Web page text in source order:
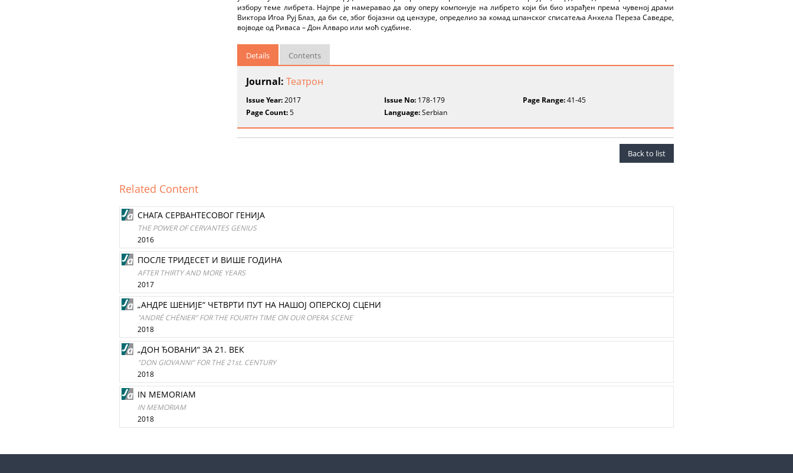
избору теме либрета. Најпре је намеравао да ову оперу компонује на либрето који би био израђен према чувеној драми
Виктора Игоа Руј Блаз, да би се, због бојазни од цензуре, определио за комад шпанског списатеља Анхела Переза Саведре,
војводе од Риваса – Дон Алваро или моћ судбине.
Details Contents
Journal: Театрон
Issue Year:2017 Issue No: 178-179 Page Range:41-45
Page Count:5 Language:Serbian
Back to list
Related Content
СНАГА СЕРВАНТЕСОВОГ ГЕНИЈА
THE POWER OF CERVANTES GENIUS
2016
ПОСЛЕ ТРИДЕСЕТ И ВИШЕ ГОДИНА
AFTER THIRTY AND MORE YEARS
2017
„АНДРЕ ШЕНИЈЕ“ ЧЕТВРТИ ПУТ НА НАШОЈ ОПЕРСКОЈ СЦЕНИ
"ANDRÉ CHÉNIER" FOR THE FOURTH TIME ON OUR OPERA SCENE
2018
„ДОН ЂОВАНИ“ ЗА 21. ВЕК
"DON GIOVANNI" FOR THE 21st. CENTURY
2018
IN MEMORIAM
IN MEMORIAM
2018